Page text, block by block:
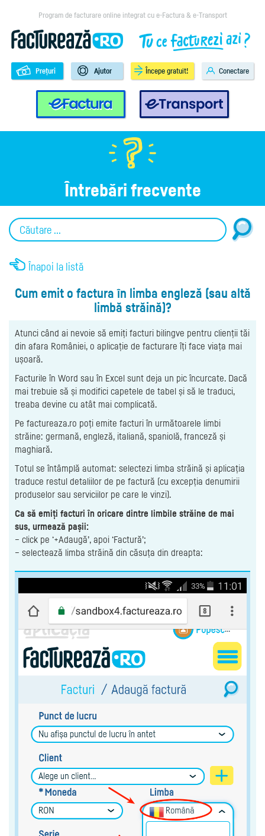
Program de facturare online integrat cu e-Factura & e-Transport
e-Factura e-Transport
Prețuri Ajutor Începe gratuit! Conectare
Întrebări frecvente
Înapoi la listă
Cum emit o factura în limba engleză (sau altă
limbă străină)?
Atunci când ai nevoie să emiți facturi bilingve pentru clienții tăi
din afara României, o aplicație de facturare îți face viața mai
ușoară.
Facturile în Word sau în Excel sunt deja un pic încurcate. Dacă
mai trebuie să și modifici capetele de tabel și să le traduci,
treaba devine cu atât mai complicată.
Pe factureaza.ro poți emite facturi în următoarele limbi
străine: germană, engleză, italiană, spaniolă, franceză și
maghiară.
Totul se întâmplă automat: selectezi limba străină și aplicația
traduce restul detaliilor de pe factură (cu excepția denumirii
produselor sau serviciilor pe care le vinzi).
Ca să emiți facturi în oricare dintre limbile străine de mai
sus, urmează pașii:
– click pe ‘+Adaugă’, apoi ‘Factură’;
– selectează limba străină din căsuța din dreapta: